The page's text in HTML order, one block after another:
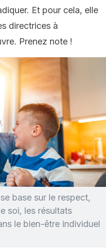
Et pour cela, elle
directrices à
Prenez note !
base sur le respect,
soi, les résultats
le bien-être individuel